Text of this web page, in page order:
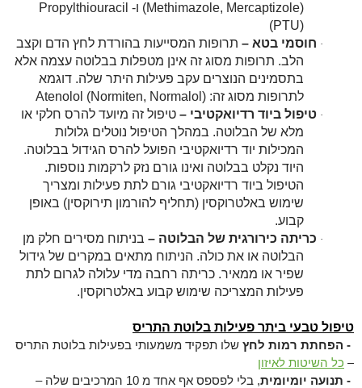
(Methimazole, Mercaptizole) ו- Propylthiouracil
(PTU)
· חוסמי בטא – תרופות המסייעות בהורדת לחץ הדם וקצב
הלב. תרופות מסוג זה אינן מטפלות בבלוטה עצמה אלא
בתסמינים הנוצרים עקב פעילות היתר שלה. דוגמא
לתרופות מסוג זה: Atenolol (Normiten, Normalol)
· טיפול ביוד רדיואקטיבי – טיפול זה מיועד להרס חלקי או
מלא של הבלוטה. במהלך הטיפול נוטלים גלולות
המכילות יוד רדיואקטיבי הפועל להרס הגידול בבלוטה.
היוד נקלט בבלוטה ואינו גורם נזק לרקמות נוספות.
הטיפול ביוד רדיואקטיבי גורם לתת פעילות ומצריך
שימוש באלטרוקסין (תחליף להורמון תירוקסין) באופן
קבוע.
· כריתה כירורגית של הבלוטה – בניתוח מסירים חלק מן
הבלוטה או את כולה. הניתוח מתאים במקרים של גידול
שפיר או ממאיר. כריתה רחבה מדי עלולה לגרום לתת
פעילות המצריכה שימוש קבוע באלטרוקסין.
טיפול טבעי ביתר פעילות בלוטת התריס
- הפחתת רמות לחץ שלו תפקיד משמעותי בפעילות בלוטת התריס
– כל השיטות לאיזון
- תנועה יומיומית, בלי לפספס אף אחד מ 10 המרכיבים שלה –